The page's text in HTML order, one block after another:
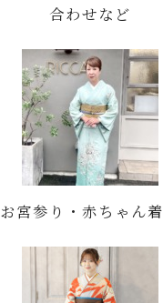
合わせなど
お宮参り・赤ちゃん